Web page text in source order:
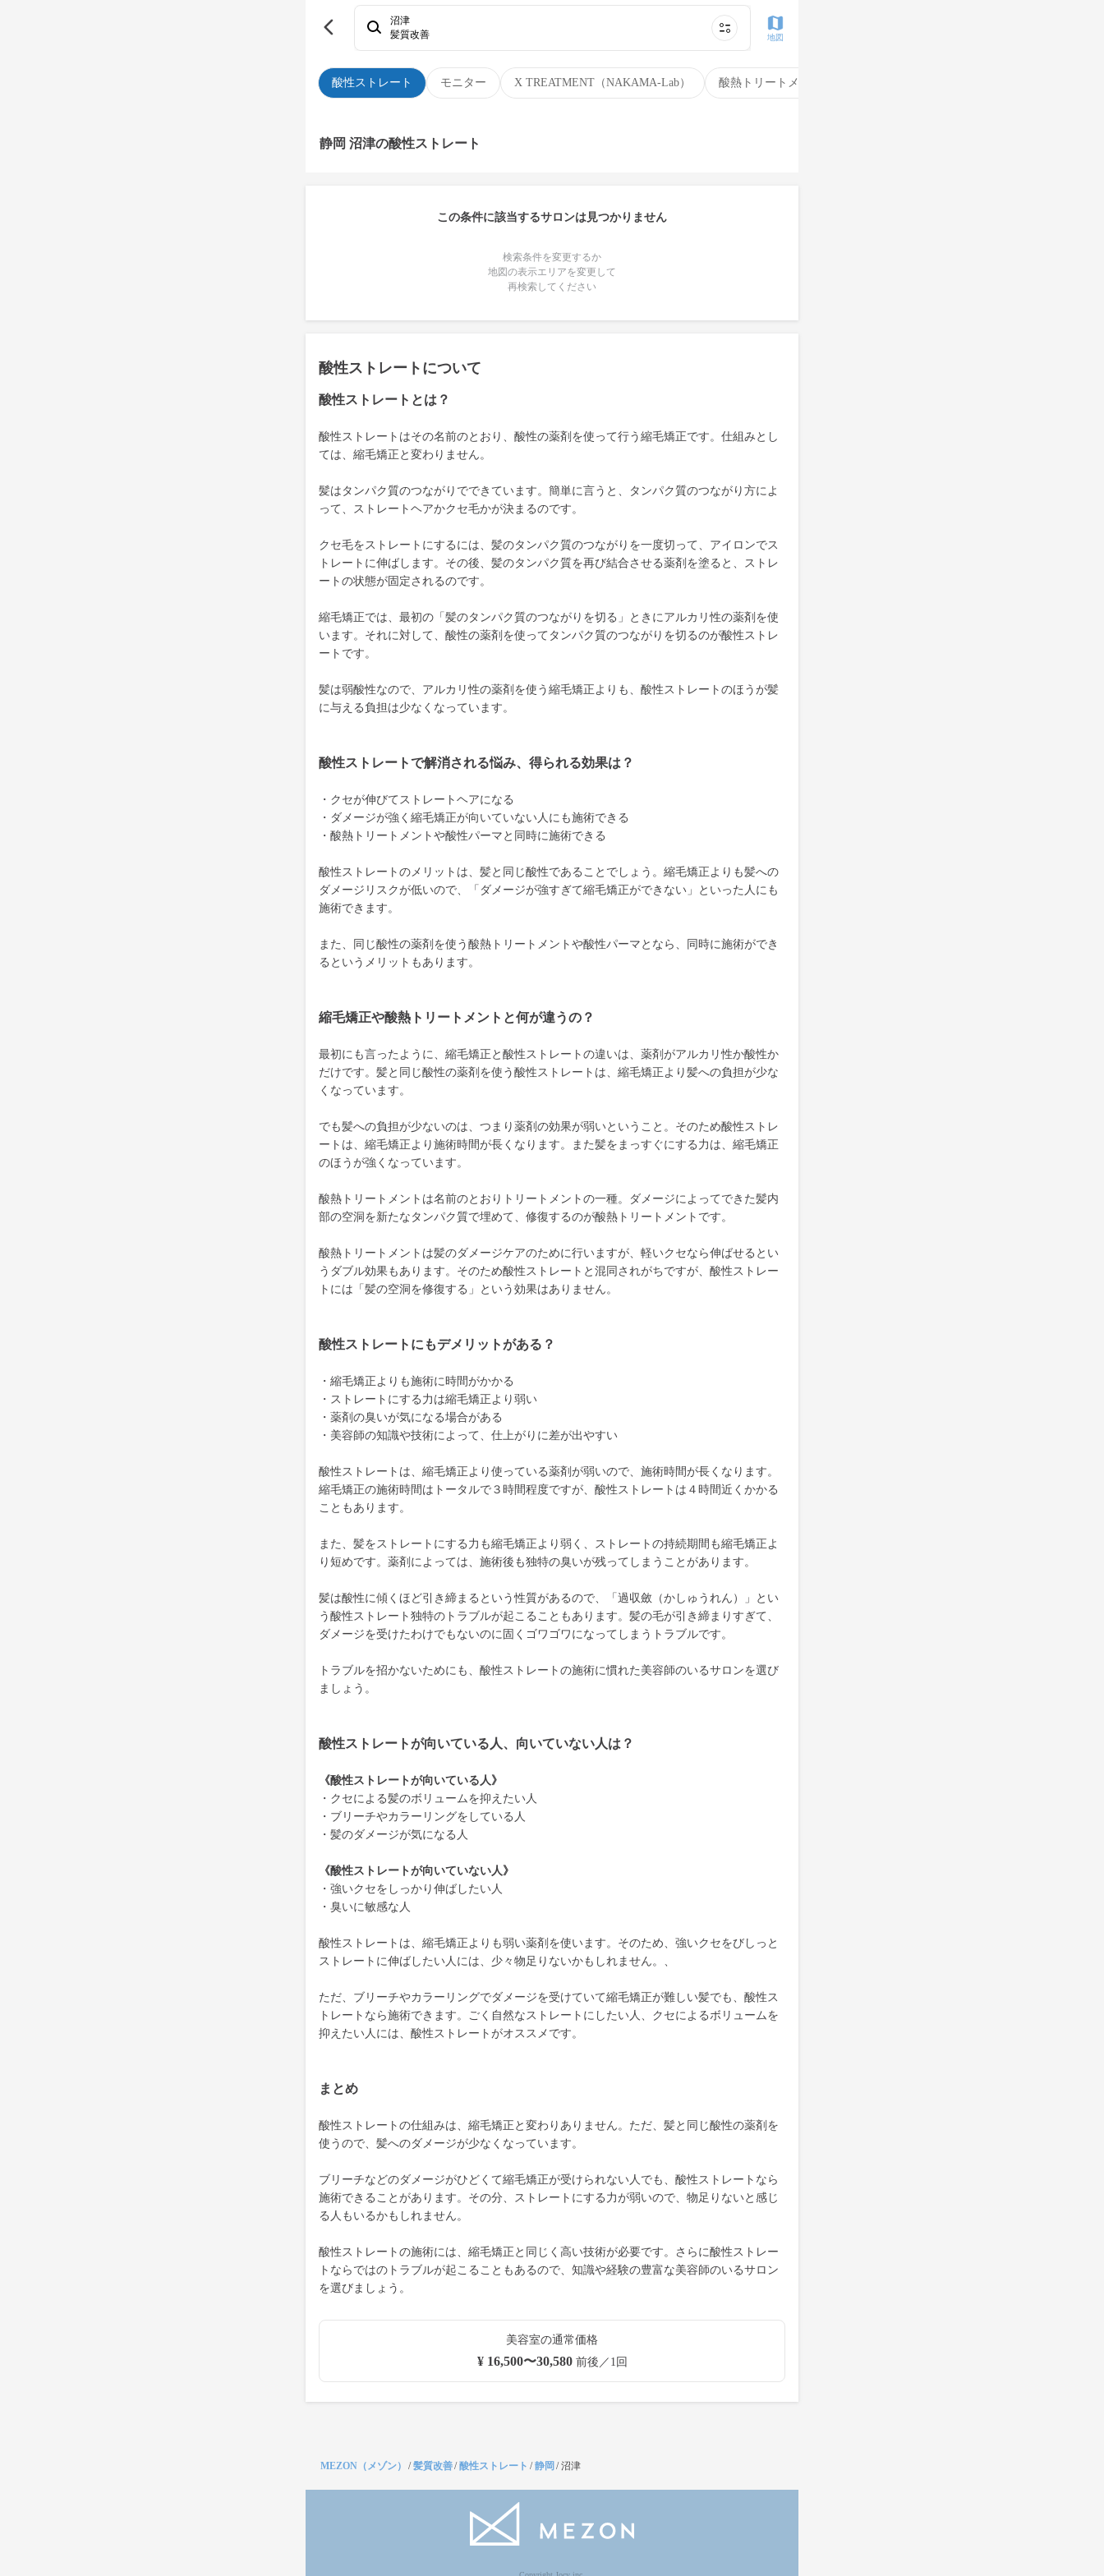
酸性ストレート モニター X TREATMENT（NAKAMA-Lab） 酸熱トリートメント
沼津
髪質改善
地図
静岡 沼津の酸性ストレート
この条件に該当するサロンは見つかりません
検索条件を変更するか
地図の表示エリアを変更して
再検索してください
酸性ストレートについて
酸性ストレートとは？
酸性ストレートはその名前のとおり、酸性の薬剤を使って行う縮毛矯正です。仕組みとし
ては、縮毛矯正と変わりません。
髪はタンパク質のつながりでできています。簡単に言うと、タンパク質のつながり方によ
って、ストレートヘアかクセ毛かが決まるのです。
クセ毛をストレートにするには、髪のタンパク質のつながりを一度切って、アイロンでス
トレートに伸ばします。その後、髪のタンパク質を再び結合させる薬剤を塗ると、ストレ
ートの状態が固定されるのです。
縮毛矯正では、最初の「髪のタンパク質のつながりを切る」ときにアルカリ性の薬剤を使
います。それに対して、酸性の薬剤を使ってタンパク質のつながりを切るのが酸性ストレ
ートです。
髪は弱酸性なので、アルカリ性の薬剤を使う縮毛矯正よりも、酸性ストレートのほうが髪
に与える負担は少なくなっています。
酸性ストレートで解消される悩み、得られる効果は？
・クセが伸びてストレートヘアになる
・ダメージが強く縮毛矯正が向いていない人にも施術できる
・酸熱トリートメントや酸性パーマと同時に施術できる
酸性ストレートのメリットは、髪と同じ酸性であることでしょう。縮毛矯正よりも髪への
ダメージリスクが低いので、「ダメージが強すぎて縮毛矯正ができない」といった人にも
施術できます。
また、同じ酸性の薬剤を使う酸熱トリートメントや酸性パーマとなら、同時に施術ができ
るというメリットもあります。
縮毛矯正や酸熱トリートメントと何が違うの？
最初にも言ったように、縮毛矯正と酸性ストレートの違いは、薬剤がアルカリ性か酸性か
だけです。髪と同じ酸性の薬剤を使う酸性ストレートは、縮毛矯正より髪への負担が少な
くなっています。
でも髪への負担が少ないのは、つまり薬剤の効果が弱いということ。そのため酸性ストレ
ートは、縮毛矯正より施術時間が長くなります。また髪をまっすぐにする力は、縮毛矯正
のほうが強くなっています。
酸熱トリートメントは名前のとおりトリートメントの一種。ダメージによってできた髪内
部の空洞を新たなタンパク質で埋めて、修復するのが酸熱トリートメントです。
酸熱トリートメントは髪のダメージケアのために行いますが、軽いクセなら伸ばせるとい
うダブル効果もあります。そのため酸性ストレートと混同されがちですが、酸性ストレー
トには「髪の空洞を修復する」という効果はありません。
酸性ストレートにもデメリットがある？
・縮毛矯正よりも施術に時間がかかる
・ストレートにする力は縮毛矯正より弱い
・薬剤の臭いが気になる場合がある
・美容師の知識や技術によって、仕上がりに差が出やすい
酸性ストレートは、縮毛矯正より使っている薬剤が弱いので、施術時間が長くなります。
縮毛矯正の施術時間はトータルで３時間程度ですが、酸性ストレートは４時間近くかかる
こともあります。
また、髪をストレートにする力も縮毛矯正より弱く、ストレートの持続期間も縮毛矯正よ
り短めです。薬剤によっては、施術後も独特の臭いが残ってしまうことがあります。
髪は酸性に傾くほど引き締まるという性質があるので、「過収斂（かしゅうれん）」とい
う酸性ストレート独特のトラブルが起こることもあります。髪の毛が引き締まりすぎて、
ダメージを受けたわけでもないのに固くゴワゴワになってしまうトラブルです。
トラブルを招かないためにも、酸性ストレートの施術に慣れた美容師のいるサロンを選び
ましょう。
酸性ストレートが向いている人、向いていない人は？
《酸性ストレートが向いている人》
・クセによる髪のボリュームを抑えたい人
・ブリーチやカラーリングをしている人
・髪のダメージが気になる人
《酸性ストレートが向いていない人》
・強いクセをしっかり伸ばしたい人
・臭いに敏感な人
酸性ストレートは、縮毛矯正よりも弱い薬剤を使います。そのため、強いクセをびしっと
ストレートに伸ばしたい人には、少々物足りないかもしれません。、
ただ、ブリーチやカラーリングでダメージを受けていて縮毛矯正が難しい髪でも、酸性ス
トレートなら施術できます。ごく自然なストレートにしたい人、クセによるボリュームを
抑えたい人には、酸性ストレートがオススメです。
まとめ
酸性ストレートの仕組みは、縮毛矯正と変わりありません。ただ、髪と同じ酸性の薬剤を
使うので、髪へのダメージが少なくなっています。
ブリーチなどのダメージがひどくて縮毛矯正が受けられない人でも、酸性ストレートなら
施術できることがあります。その分、ストレートにする力が弱いので、物足りないと感じ
る人もいるかもしれません。
酸性ストレートの施術には、縮毛矯正と同じく高い技術が必要です。さらに酸性ストレー
トならではのトラブルが起こることもあるので、知識や経験の豊富な美容師のいるサロン
を選びましょう。
美容室の通常価格
¥ 16,500〜30,580前後／1回
MEZON（メゾン） /髪質改善/酸性ストレート /静岡 /沼津